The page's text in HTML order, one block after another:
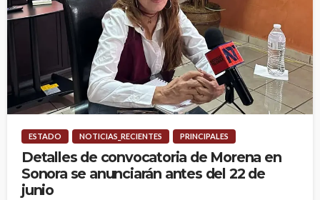
ESTADO NOTICIAS_RECIENTES PRINCIPALES
Detalles de convocatoria de Morena en
Sonora se anunciarán antes del 22 de
junio